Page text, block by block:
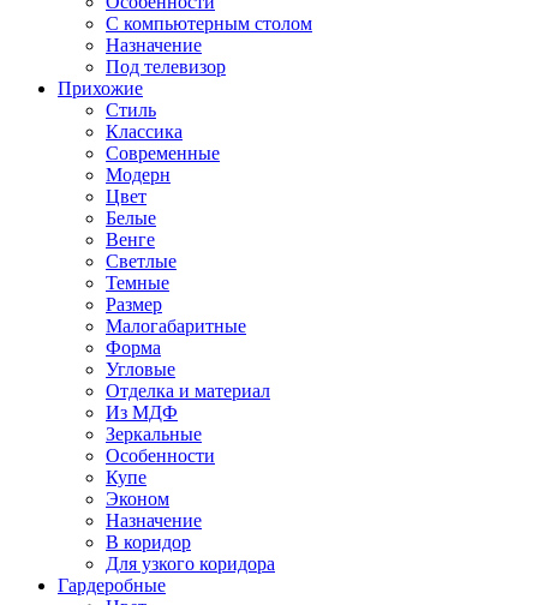
С компьютерным столом
Назначение
Под телевизор
Прихожие
Стиль
Классика
Современные
Модерн
Цвет
Белые
Венге
Светлые
Темные
Размер
Малогабаритные
Форма
Угловые
Отделка и материал
Из МДФ
Зеркальные
Особенности
Купе
Эконом
Назначение
В коридор
Для узкого коридора
Гардеробные